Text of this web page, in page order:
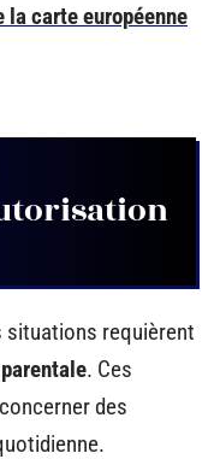
la carte européenne
situations requièrent
. Ces
des